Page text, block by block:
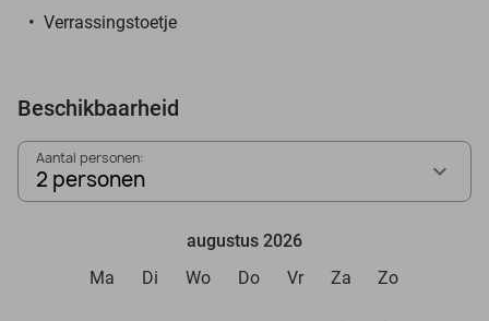
Verrassingstoetje
Beschikbaarheid
Aantal personen:
2 personen
augustus 2026
Ma
Di Wo Do Vr Za Zo